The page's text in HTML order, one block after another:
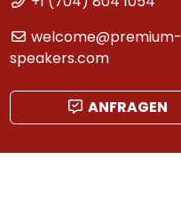
welcome@premium-
speakers.com
ANFRAGEN